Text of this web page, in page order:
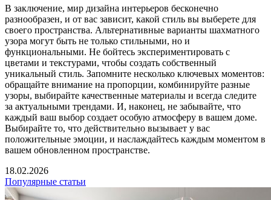
В заключение, мир дизайна интерьеров бесконечно
разнообразен, и от вас зависит, какой стиль вы выберете для
своего пространства. Альтернативные варианты шахматного
узора могут быть не только стильными, но и
функциональными. Не бойтесь экспериментировать с
цветами и текстурами, чтобы создать собственный
уникальный стиль. Запомните несколько ключевых моментов:
обращайте внимание на пропорции, комбинируйте разные
узоры, выбирайте качественные материалы и всегда следите
за актуальными трендами. И, наконец, не забывайте, что
каждый ваш выбор создает особую атмосферу в вашем доме.
Выбирайте то, что действительно вызывает у вас
положительные эмоции, и наслаждайтесь каждым моментом в
вашем обновленном пространстве.
18.02.2026
Популярные статьи